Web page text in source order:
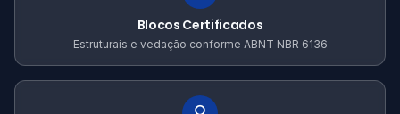
Blocos Certificados
Estruturais e vedação conforme ABNT NBR 6136